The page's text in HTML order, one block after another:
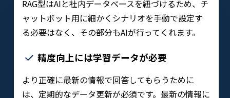
RAG型はAIと社内データベースを紐づけるため、チ
ャットボット用に細かくシナリオを手動で設定す
る必要はなく、その部分もAIが行ってくれます。
精度向上には学習データが必要
より正確に最新の情報で回答してもらうために
は、定期的なデータ更新が必須です。最新の情報に